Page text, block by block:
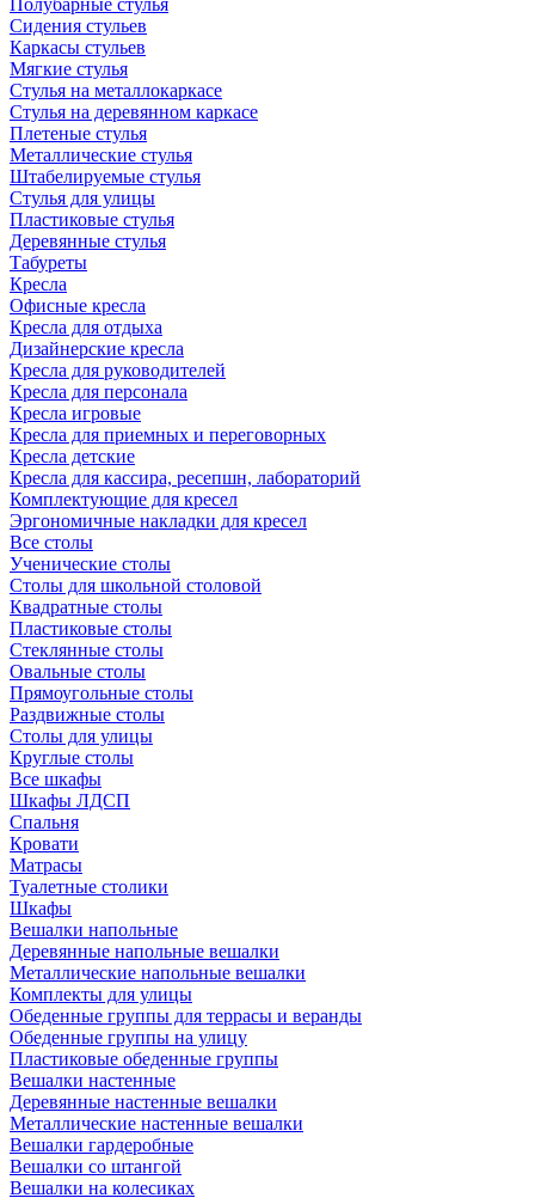
Полубарные стулья
Сидения стульев
Каркасы стульев
Мягкие стулья
Стулья на металлокаркасе
Стулья на деревянном каркасе
Плетеные стулья
Металлические стулья
Штабелируемые стулья
Стулья для улицы
Пластиковые стулья
Деревянные стулья
Табуреты
Кресла
Офисные кресла
Кресла для отдыха
Дизайнерские кресла
Кресла для руководителей
Кресла для персонала
Кресла игровые
Кресла для приемных и переговорных
Кресла детские
Кресла для кассира, ресепшн, лабораторий
Комплектующие для кресел
Эргономичные накладки для кресел
Все столы
Ученические столы
Столы для школьной столовой
Квадратные столы
Пластиковые столы
Стеклянные столы
Овальные столы
Прямоугольные столы
Раздвижные столы
Столы для улицы
Круглые столы
Все шкафы
Шкафы ЛДСП
Спальня
Кровати
Матрасы
Туалетные столики
Шкафы
Вешалки напольные
Деревянные напольные вешалки
Металлические напольные вешалки
Комплекты для улицы
Обеденные группы для террасы и веранды
Обеденные группы на улицу
Пластиковые обеденные группы
Вешалки настенные
Деревянные настенные вешалки
Металлические настенные вешалки
Вешалки гардеробные
Вешалки со штангой
Вешалки на колесиках